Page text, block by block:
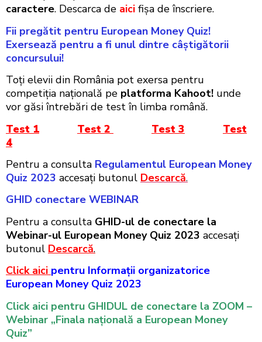
caractere. Descarca de aici fişa de înscriere.
Fii pregătit pentru European Money Quiz!
Exersează pentru a fi unul dintre câștigătorii
concursului!
Toți elevii din România pot exersa pentru
competiția națională pe platforma Kahoot! unde
vor găsi întrebări de test în limba română.
Test 1
Test 2 Test 3
Test
4
Pentru a consulta Regulamentul European Money
Quiz 2023 accesați butonul Descarcă.
GHID conectare WEBINAR
Pentru a consulta GHID-ul de conectare la
Webinar-ul European Money Quiz 2023 accesați
butonul Descarcă.
Click aici pentru Informații organizatorice
European Money Quiz 2023
Click aici pentru GHIDUL de conectare la ZOOM –
Webinar „Finala națională a European Money
Quiz”